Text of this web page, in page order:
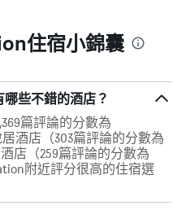
住宿小錦囊
些不錯的酒店？
篇評論的分數為
酒店（303篇評論的分數為
店（259篇評論的分數為
附近評分很高的住宿選